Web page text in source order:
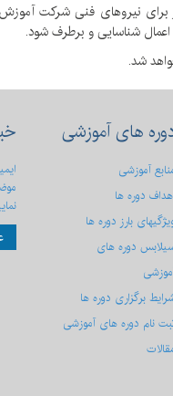
برای نیروهای فنی شرکت
اعمال شناسایی و برطرف شود.
های آموزشی
آموزشی
دوره ها
بارز دوره ها
دوره های
برگزاری دوره ها
نام دوره های آموزشی